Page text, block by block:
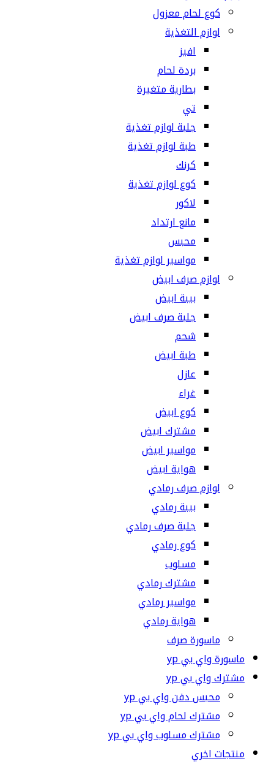
كوع لحام معزول
لوازم التغذية
افيز
بردة لحام
بطارية متغيرة
تي
جلبة لوازم تغذية
طبة لوازم تغذية
كرنك
كوع لوازم تغذية
لاكور
مانع ارتداد
محبس
مواسير لوازم تغذية
لوازم صرف ابيض
بيبة ابيض
جلبة صرف ابيض
شحم
طبة ابيض
عازل
غراء
كوع ابيض
مشترك ابيض
مواسير ابيض
هواية ابيض
لوازم صرف رمادي
بيبة رمادي
جلبة صرف رمادي
كوع رمادي
مسلوب
مشترك رمادي
مواسير رمادي
هواية رمادي
ماسورة صرف
ماسورة واي بي yp
مشترك واي بي yp
محبس دفن واي بي yp
مشترك لحام واي بي yp
مشترك مسلوب واي بي yp
منتجات اخري